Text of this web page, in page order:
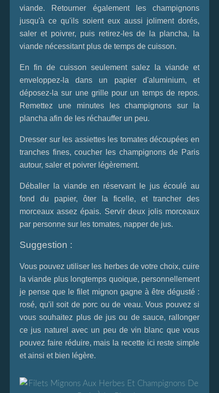
viande. Retourner également les champignons
jusqu'à ce qu'ils soient eux aussi joliment dorés,
saler et poivrer, puis retirez-les de la plancha, la
viande nécessitant plus de temps de cuisson.
En fin de cuisson seulement salez la viande et
enveloppez-la dans un papier d'aluminium, et
déposez-la sur une grille pour un temps de repos.
Remettez une minutes les champignons sur la
plancha afin de les réchauffer un peu.
Dresser sur les assiettes les tomates découpées en
tranches fines, coucher les champignons de Paris
autour, saler et poivrer légèrement.
Déballer la viande en réservant le jus écoulé au
fond du papier, ôter la ficelle, et trancher des
morceaux assez épais. Servir deux jolis morceaux
par personne sur les tomates, napper de jus.
Suggestion :
Vous pouvez utiliser les herbes de votre choix, cuire
la viande plus longtemps quoique, personnellement
je pense que le filet mignon gagne à être dégusté :
rosé, qu'il soit de porc ou de veau. Vous pouvez si
vous souhaitez plus de jus ou de sauce, rallonger
ce jus naturel avec un peu de vin blanc que vous
pouvez faire réduire, mais la recette ici reste simple
et ainsi et bien légère.